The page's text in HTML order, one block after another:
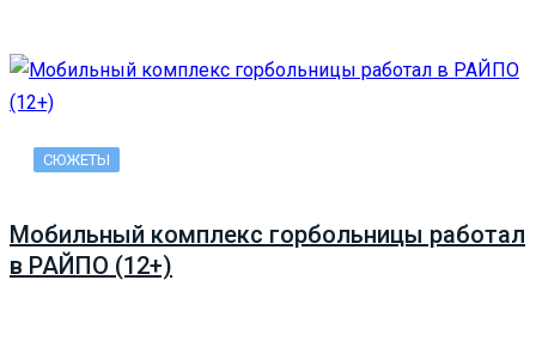
СЮЖЕТЫ
Мобильный комплекс горбольницы работал
в РАЙПО (12+)